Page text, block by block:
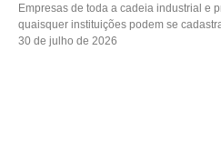
Empresas de toda a cadeia industrial e
quaisquer instituições podem se
30 de julho de 2026